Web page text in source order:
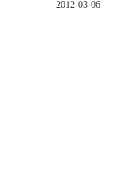
2012-03-06